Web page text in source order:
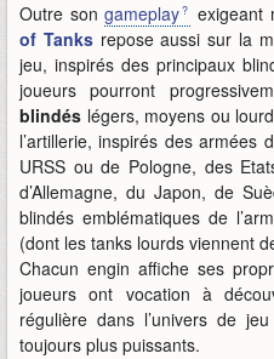
Outre songameplay exigeant
of Tanksrepose aussi sur la
jeu, inspirés des principaux
joueurs pourront
blindés légers, moyens ou
l’artillerie, inspirés des armées
URSS ou de Pologne, des
d’Allemagne, du Japon, de
blindés emblématiques de
(dont les tanks lourds viennent
Chacun engin affiche ses
joueurs ont vocation à
régulière dans l’univers de
toujours plus puissants.